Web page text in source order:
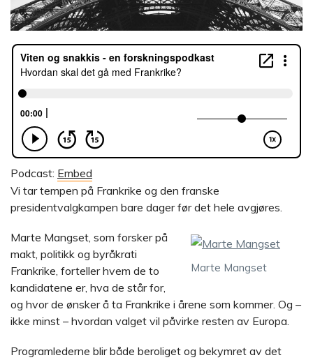
Podcast: Embed
Vi tar tempen på Frankrike og den franske
presidentvalgkampen bare dager før det hele avgjøres.
Marte Mangset
Marte Mangset, som forsker på
makt, politikk og byråkrati
Frankrike, forteller hvem de to
kandidatene er, hva de står for,
og hvor de ønsker å ta Frankrike i årene som kommer. Og –
ikke minst – hvordan valget vil påvirke resten av Europa.
Programlederne blir både beroliget og bekymret av det